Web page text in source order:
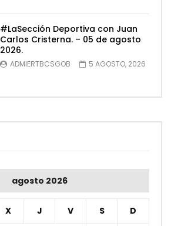
#LaSección Deportiva con Juan
Carlos Cristerna. – 05 de agosto
2026.
ADMIERTBCSGOB 5 AGOSTO, 2026
agosto 2026
X J V S D